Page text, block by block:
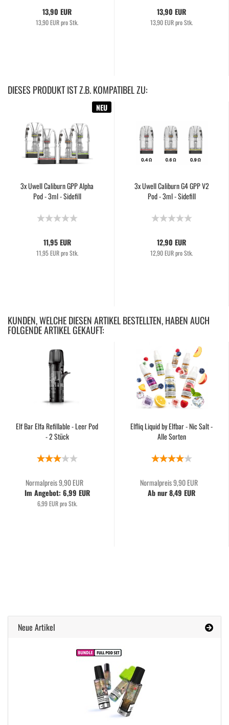
13,90 EUR
13,90 EUR pro Stk.
13,90 EUR
13,90 EUR pro Stk.
DIESES PRODUKT IST Z.B. KOMPATIBEL ZU:
NEU
3x Uwell Caliburn GPP Alpha
Pod - 3ml - Sidefill
11,95 EUR
11,95 EUR pro Stk.
3x Uwell Caliburn G4 GPP V2
Pod - 3ml - Sidefill
12,90 EUR
12,90 EUR pro Stk.
KUNDEN, WELCHE DIESEN ARTIKEL BESTELLTEN, HABEN AUCH
FOLGENDE ARTIKEL GEKAUFT:
Elf Bar Elfa Refillable - Leer Pod
- 2 Stück
Normalpreis 9,90 EUR
Im Angebot: 6,99 EUR
6,99 EUR pro Stk.
Elfliq Liquid by Elfbar - Nic Salt -
Alle Sorten
Normalpreis 9,90 EUR
Ab nur 8,49 EUR
Neue Artikel